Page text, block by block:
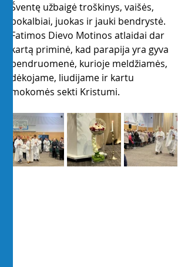
Šventę užbaigė troškinys, vaišės,
pokalbiai, juokas ir jauki bendrystė.
Fatimos Dievo Motinos atlaidai dar
kartą priminė, kad parapija yra gyva
bendruomenė, kurioje meldžiamės,
dėkojame, liudijame ir kartu
mokomės sekti Kristumi.